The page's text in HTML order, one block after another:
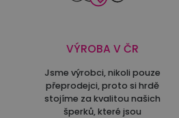
VÝROBA V ČR
Jsme výrobci, nikoli pouze
přeprodejci, proto si hrdě
stojíme za kvalitou našich
šperků, které jsou